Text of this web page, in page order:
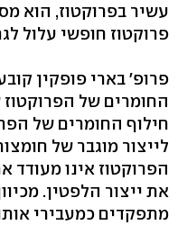
עשיר בפרוקטוז, הוא
פרוקטוז חופשי עלול
פרופ' בארי פופקין
החומרים של
חילוף החומרים של
לייצור מוגבר של
הפרוקטוז אינו מעודד
את ייצור הלפטין.
מתפקדים כמעבירי